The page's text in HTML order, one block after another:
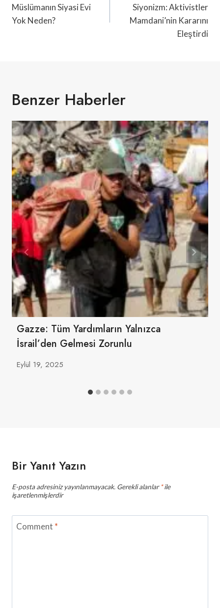
Müslümanın Siyasi Evi
Yok Neden?
Siyonizm: Aktivistler
Mamdani’nin Kararını
Eleştirdi
Benzer Haberler
Gazze: Tüm Yardımların Yalnızca
İsrail’den Gelmesi Zorunlu
Eylül 19, 2025
Bir Yanıt Yazın
E-posta adresiniz yayınlanmayacak. Gerekli alanlar*ile
işaretlenmişlerdir
Comment *